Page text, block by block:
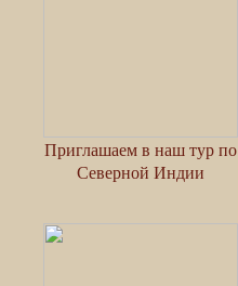
Приглашаем в наш тур по
Северной Индии